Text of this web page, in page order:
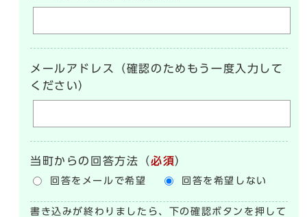
メールアドレス（確認のためもう一度入力して
ください）
当町からの回答方法 （必須）
回答をメールで希望 回答を希望しない
書き込みが終わりましたら、下の確認ボタンを押して